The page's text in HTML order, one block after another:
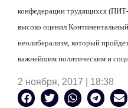
конфедерации трудящихся
высоко оценил
неолиберализм, который
важнейшим политическим и
2 ноября, 2017 | 18:38